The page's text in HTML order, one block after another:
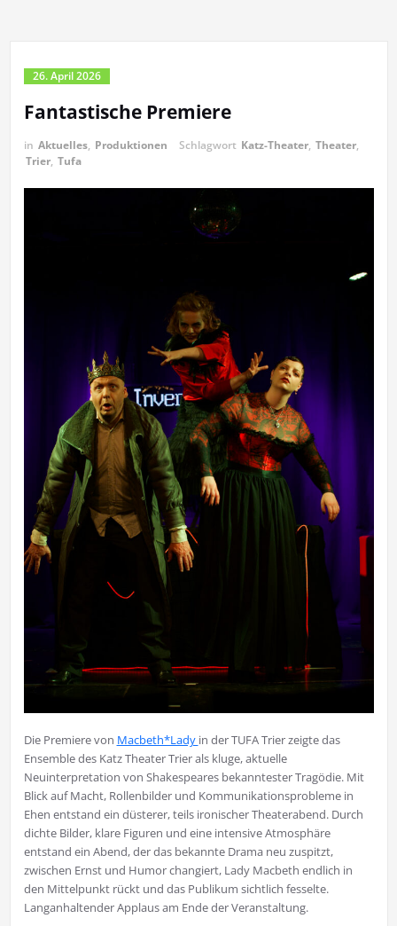
26. April 2026
Fantastische Premiere
in Aktuelles, Produktionen Schlagwort Katz-Theater, Theater,
Trier, Tufa
Die Premiere von Macbeth*Lady in der TUFA Trier zeigte das
Ensemble des Katz Theater Trier als kluge, aktuelle
Neuinterpretation von Shakespeares bekanntester Tragödie. Mit
Blick auf Macht, Rollenbilder und Kommunikationsprobleme in
Ehen entstand ein düsterer, teils ironischer Theaterabend. Durch
dichte Bilder, klare Figuren und eine intensive Atmosphäre
entstand ein Abend, der das bekannte Drama neu zuspitzt,
zwischen Ernst und Humor changiert, Lady Macbeth endlich in
den Mittelpunkt rückt und das Publikum sichtlich fesselte.
Langanhaltender Applaus am Ende der Veranstaltung.